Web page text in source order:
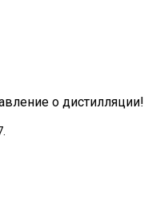
о дистилляции!